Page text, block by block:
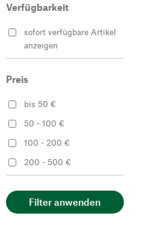
Verfügbarkeit
sofort verfügbare Artikel
anzeigen
Preis
bis 50 €
50 - 100 €
100 - 200 €
200 - 500 €
Filter anwenden